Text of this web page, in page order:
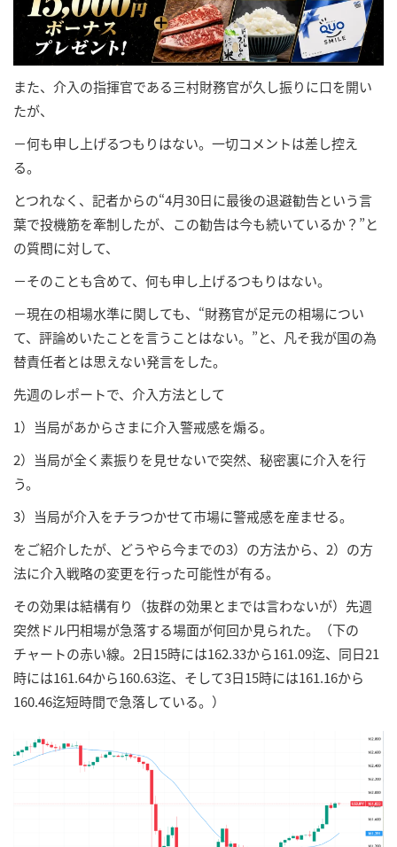
また、介入の指揮官である三村財務官が久し振りに口を開い
たが、
－何も申し上げるつもりはない。一切コメントは差し控え
る。
とつれなく、記者からの“4月30日に最後の退避勧告という言
葉​で投機筋を牽制したが、この勧告‌は今⁠も続いているか？”と
の質問に対して、
－そのことも含めて、​何​も申⁠し上げるつもりはない。
－現在の​相場⁠水準に関しても、“財務官が足元⁠の相​場につい​
て、評論めいたことを言うことはない。”と、凡そ我が国の為
替責任者とは思えない発言をした。
先週のレポートで、介入方法として
1）当局があからさまに介入警戒感を煽る。
2）当局が全く素振りを見せないで突然、秘密裏に介入を行
う。
3）当局が介入をチラつかせて市場に警戒感を産ませる。
をご紹介したが、どうやら今までの3）の方法から、2）の方
法に介入戦略の変更を行った可能性が有る。
その効果は結構有り（抜群の効果とまでは言わないが）先週
突然ドル円相場が急落する場面が何回か見られた。（下の
チャートの赤い線。2日15時には162.33から161.09迄、同日21
時には161.64から160.63迄、そして3日15時には161.16から
160.46迄短時間で急落している。）